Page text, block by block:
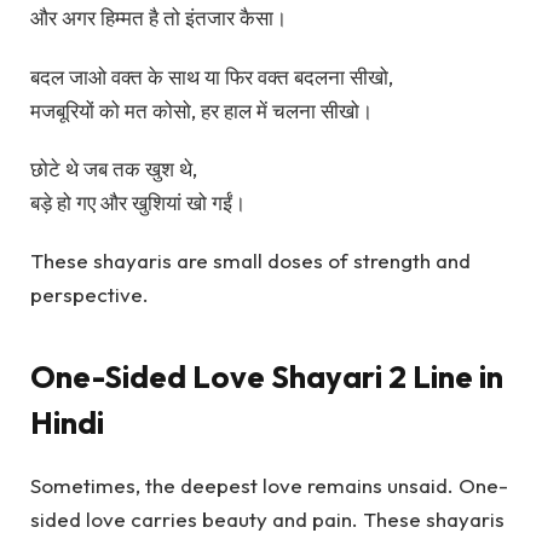
और अगर हिम्मत है तो इंतजार कैसा।
बदल जाओ वक्त के साथ या फिर वक्त बदलना सीखो,
मजबूरियों को मत कोसो, हर हाल में चलना सीखो।
छोटे थे जब तक खुश थे,
बड़े हो गए और खुशियां खो गईं।
These shayaris are small doses of strength and
perspective.
One-Sided Love Shayari 2 Line in
Hindi
Sometimes, the deepest love remains unsaid. One-
sided love carries beauty and pain. These shayaris